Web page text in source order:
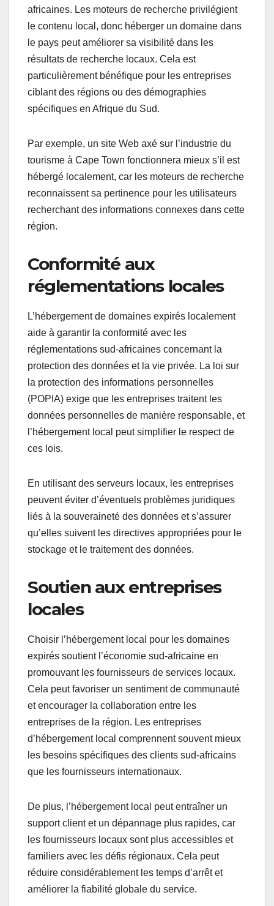
africaines. Les moteurs de recherche privilégient
le contenu local, donc héberger un domaine dans
le pays peut améliorer sa visibilité dans les
résultats de recherche locaux. Cela est
particulièrement bénéfique pour les entreprises
ciblant des régions ou des démographies
spécifiques en Afrique du Sud.
Par exemple, un site Web axé sur l’industrie du
tourisme à Cape Town fonctionnera mieux s’il est
hébergé localement, car les moteurs de recherche
reconnaissent sa pertinence pour les utilisateurs
recherchant des informations connexes dans cette
région.
Conformité aux
réglementations locales
L’hébergement de domaines expirés localement
aide à garantir la conformité avec les
réglementations sud-africaines concernant la
protection des données et la vie privée. La loi sur
la protection des informations personnelles
(POPIA) exige que les entreprises traitent les
données personnelles de manière responsable, et
l’hébergement local peut simplifier le respect de
ces lois.
En utilisant des serveurs locaux, les entreprises
peuvent éviter d’éventuels problèmes juridiques
liés à la souveraineté des données et s’assurer
qu’elles suivent les directives appropriées pour le
stockage et le traitement des données.
Soutien aux entreprises
locales
Choisir l’hébergement local pour les domaines
expirés soutient l’économie sud-africaine en
promouvant les fournisseurs de services locaux.
Cela peut favoriser un sentiment de communauté
et encourager la collaboration entre les
entreprises de la région. Les entreprises
d’hébergement local comprennent souvent mieux
les besoins spécifiques des clients sud-africains
que les fournisseurs internationaux.
De plus, l’hébergement local peut entraîner un
support client et un dépannage plus rapides, car
les fournisseurs locaux sont plus accessibles et
familiers avec les défis régionaux. Cela peut
réduire considérablement les temps d’arrêt et
améliorer la fiabilité globale du service.